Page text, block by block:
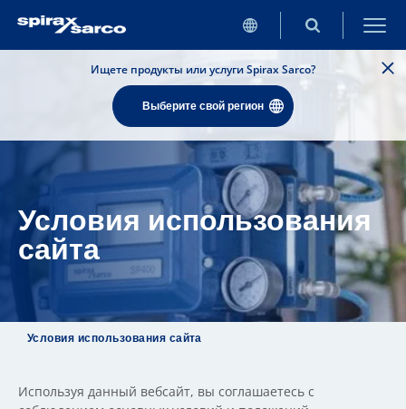
Ищете продукты или услуги Spirax Sarco?
Выберите свой регион
Условия использования
сайта
Условия использования сайта
Используя данный вебсайт, вы соглашаетесь с